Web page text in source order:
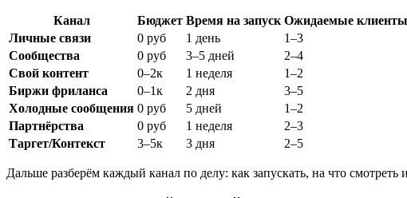
Канал Бюджет Время на запуск Ожидаемые
Личные связи
0 руб 1 день 1–3
Сообщества
0 руб 3–5 дней 2–4
Свой контент
0–2к 1 неделя 1–2
Биржи фриланса
0–1к 2 дня 3–5
Холодные сообщения 0 руб 5 дней 1–2
Партнёрства
0 руб 1 неделя 2–3
Таргет/Контекст
3–5к 3 дня 2–5
Дальше разберём каждый канал по делу: как запускать, на что